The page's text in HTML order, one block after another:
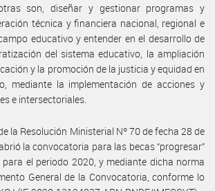
son, diseñar y gestionar programas y
técnica y financiera nacional, regional e
educativo y entender en el desarrollo de
del sistema educativo, la ampliación
y la promoción de la justicia y equidad en
mediante la implementación de acciones y
e intersectoriales.
la Resolución Ministerial Nº 70 de fecha 28 de
la convocatoria para las becas “progresar”
el periodo 2020, y mediante dicha norma
General de la Convocatoria, conforme lo